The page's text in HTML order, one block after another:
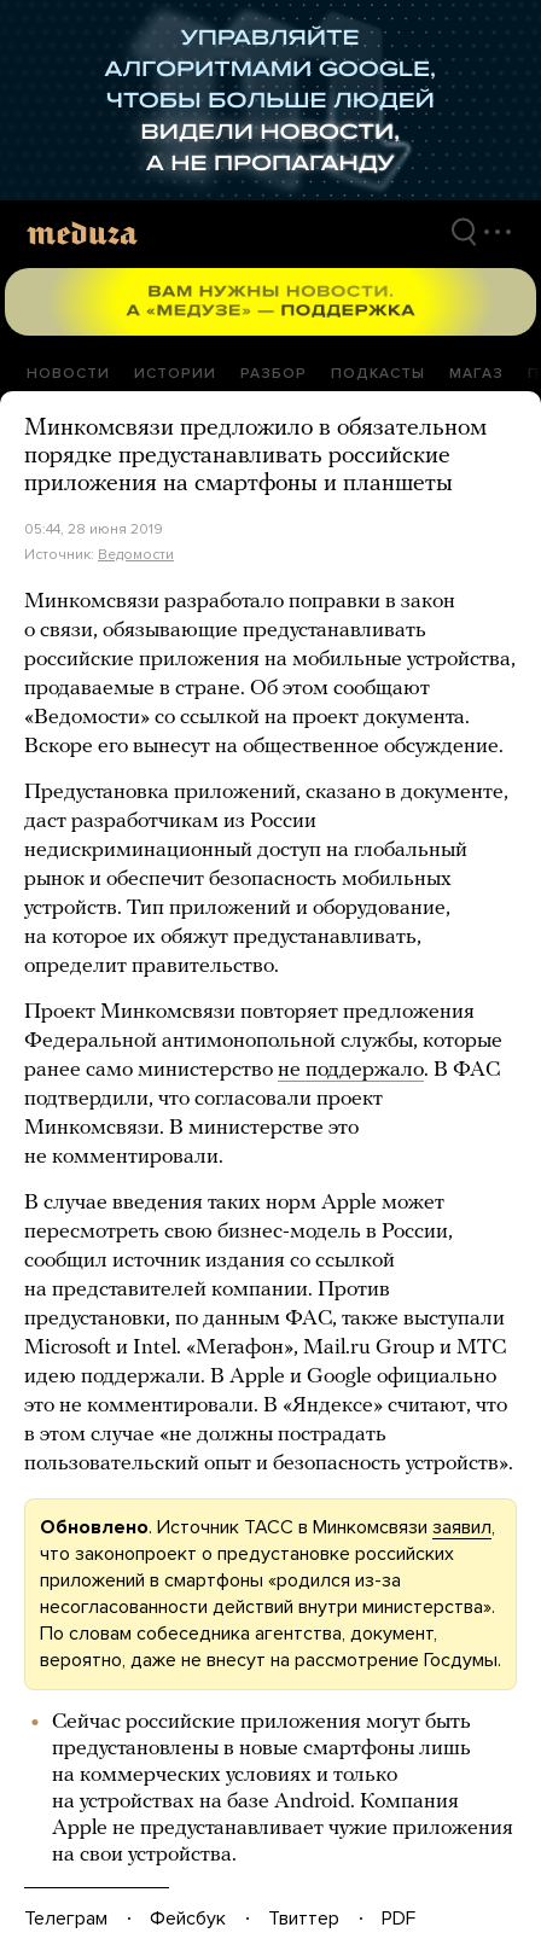
НОВОСТИ ИСТОРИИ РАЗБОР ПОДКАСТЫ МАГАЗ
Минкомсвязи предложило в обязательном
порядке предустанавливать российские
приложения на смартфоны и планшеты
05:44, 28 июня 2019
Источник: Ведомости
Минкомсвязи разработало поправки в закон
о связи, обязывающие предустанавливать
российские приложения на мобильные устройства,
продаваемые в стране. Об этом сообщают
«Ведомости» со ссылкой на проект документа.
Вскоре его вынесут на общественное обсуждение.
Предустановка приложений, сказано в документе,
даст разработчикам из России
недискриминационный доступ на глобальный
рынок и обеспечит безопасность мобильных
устройств. Тип приложений и оборудование,
на которое их обяжут предустанавливать,
определит правительство.
Проект Минкомсвязи повторяет предложения
Федеральной антимонопольной службы, которые
ранее само министерство не поддержало. В ФАС
подтвердили, что согласовали проект
Минкомсвязи. В министерстве это
не комментировали.
В случае введения таких норм Apple может
пересмотреть свою бизнес-модель в России,
сообщил источник издания со ссылкой
на представителей компании. Против
предустановки, по данным ФАС, также выступали
Microsoft и Intel. «Мегафон», Mail.ru Group и МТС
идею поддержали. В Apple и Google официально
это не комментировали. В «Яндексе» считают, что
в этом случае «не должны пострадать
пользовательский опыт и безопасность устройств».
Обновлено. Источник ТАСС в Минкомсвязи заявил,
что законопроект о предустановке российских
приложений в смартфоны «родился из-за
несогласованности действий внутри министерства».
По словам собеседника агентства, документ,
вероятно, даже не внесут на рассмотрение Госдумы.
Сейчас российские приложения могут быть
предустановлены в новые смартфоны лишь
на коммерческих условиях и только
на устройствах на базе Android. Компания
Apple не предустанавливает чужие приложения
на свои устройства.
Телеграм Фейсбук Твиттер
PDF